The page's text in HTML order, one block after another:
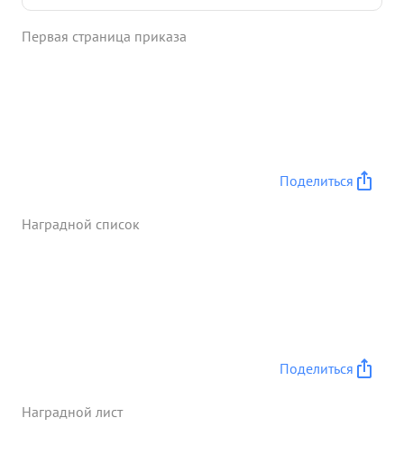
портовые минемая сооружения, ве организована
Первая страница приказа
Поделиться
Наградной список
Поделиться
Наградной лист